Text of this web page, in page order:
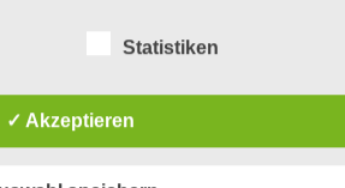
IN DEN WARENKORB IN DEN
auf den Begrifflichkeiten, die durch
Verordnungsgeber beim Erlass der
für die Öffentlichkeit als auch für
Statistiken
✓ Akzeptieren